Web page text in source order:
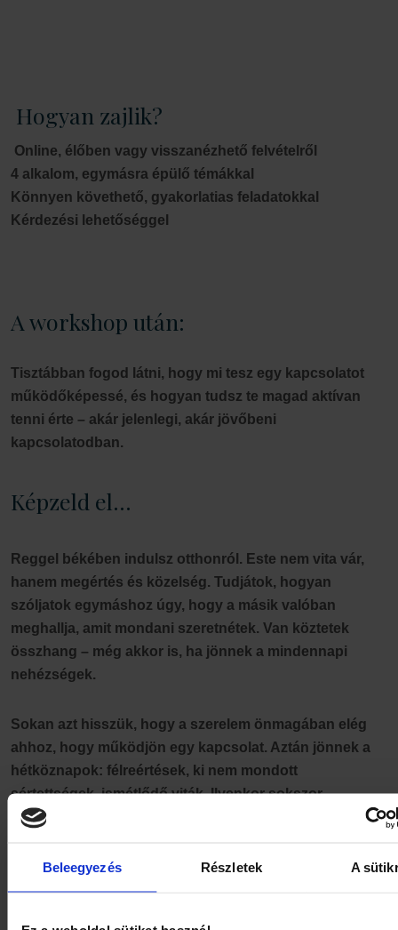
Beleegyezés Részletek A
Hogyan zajlik?
Online, élőben vagy visszanézhető felvételről
4 alkalom, egymásra épülő témákkal
Könnyen követhető, gyakorlatias feladatokkal
Kérdezési lehetőséggel
A workshop után:
Tisztábban fogod látni, hogy mi tesz egy kapcsolatot
működőképessé, és hogyan tudsz te magad aktívan
tenni érte – akár jelenlegi, akár jövőbeni
kapcsolatodban.
Képzeld el…
Reggel békében indulsz otthonról. Este nem vita vár,
hanem megértés és közelség. Tudjátok, hogyan
szóljatok egymáshoz úgy, hogy a másik valóban
meghallja, amit mondani szeretnétek. Van köztetek
összhang – még akkor is, ha jönnek a mindennapi
nehézségek.
Sokan azt hisszük, hogy a szerelem önmagában elég
ahhoz, hogy működjön egy kapcsolat. Aztán jönnek a
hétköznapok: félreértések, ki nem mondott
sértettségek, ismétlődő viták. Ilyenkor sokszor
tanácstalanok vagyunk – „miért nem megy magától?”